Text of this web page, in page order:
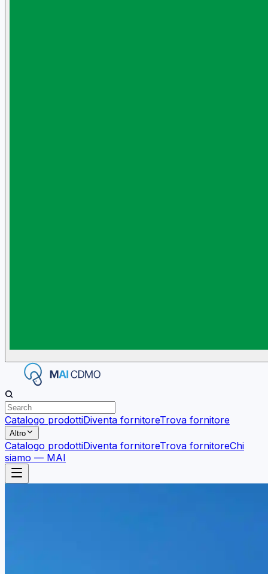
Catalogo prodottiDiventa fornitoreTrova fornitore
Altro
Catalogo prodottiDiventa fornitoreTrova fornitoreChi
siamo — MAI